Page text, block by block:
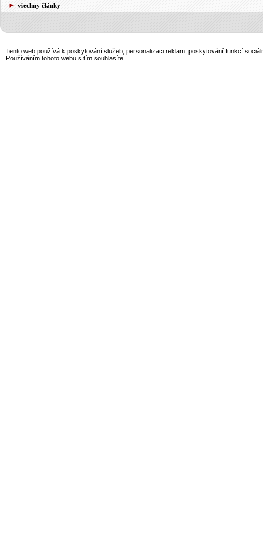
všechny články
Tento web používá k poskytování služeb, personalizaci reklam, poskytování funkcí
Používáním tohoto webu s tím souhlasíte.